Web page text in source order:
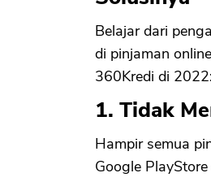
Belajar dari
di pinjaman
360Kredi di 2022:
1. Tidak
Hampir semua
Google